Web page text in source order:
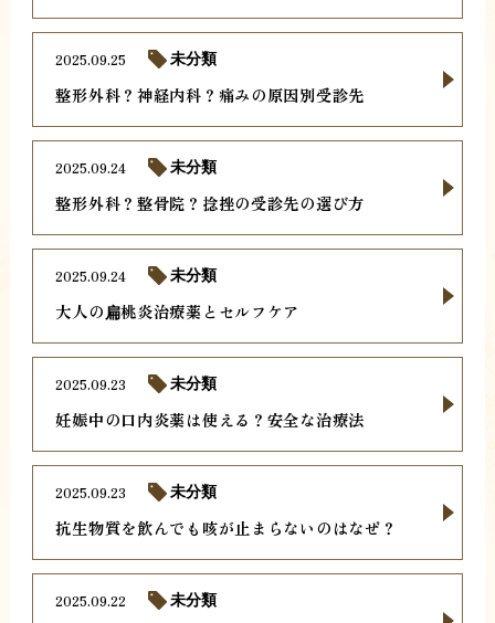
整形外科？神経内科？痛みの原因別受診先
2025.09.25 未分類
整形外科？整骨院？捻挫の受診先の選び方
2025.09.24 未分類
大人の扁桃炎治療薬とセルフケア
2025.09.24 未分類
妊娠中の口内炎薬は使える？安全な治療法
2025.09.23 未分類
抗生物質を飲んでも咳が止まらないのはなぜ？
2025.09.23 未分類
2025.09.22 未分類